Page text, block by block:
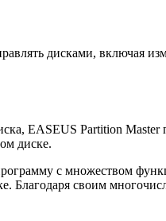
дисками, включая
EASEUS Partition
диске.
с множеством
Благодаря своим